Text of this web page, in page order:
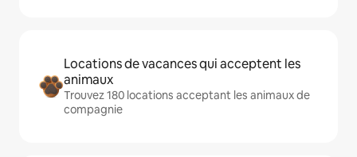
Locations de vacances qui acceptent les
animaux
Trouvez 180 locations acceptant les animaux de
compagnie